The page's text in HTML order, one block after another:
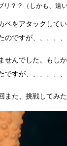
リ？？（しかも、遠
ベをアタックして
のですが、、、、、
せんでした。もし
ですが、、、、、、
また、挑戦してみた